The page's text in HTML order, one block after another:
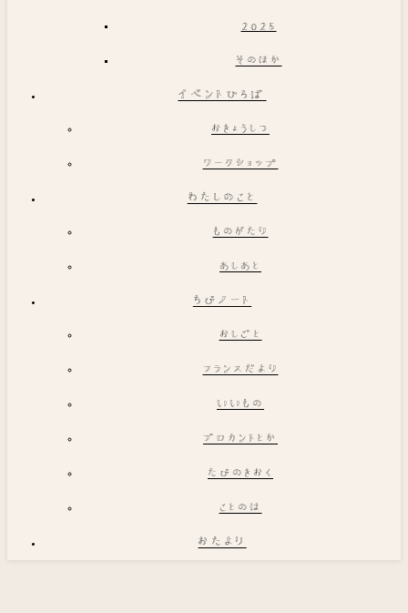
2025
そのほか
イベントひろば
おきょうしつ
ワークショップ
わたしのこと
ものがたり
あしあと
ちびノート
おしごと
フランスだより
いいもの
ブロカントとか
たびのきおく
ことのは
おたより